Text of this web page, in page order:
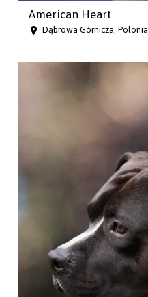
American Heart
Dąbrowa Górnicza, Polonia